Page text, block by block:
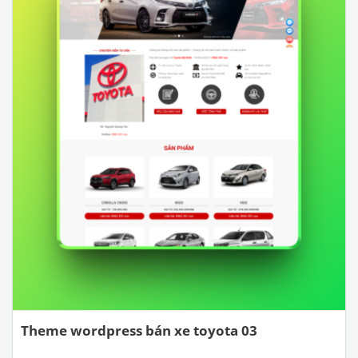
Theme wordpress bán xe toyota 03